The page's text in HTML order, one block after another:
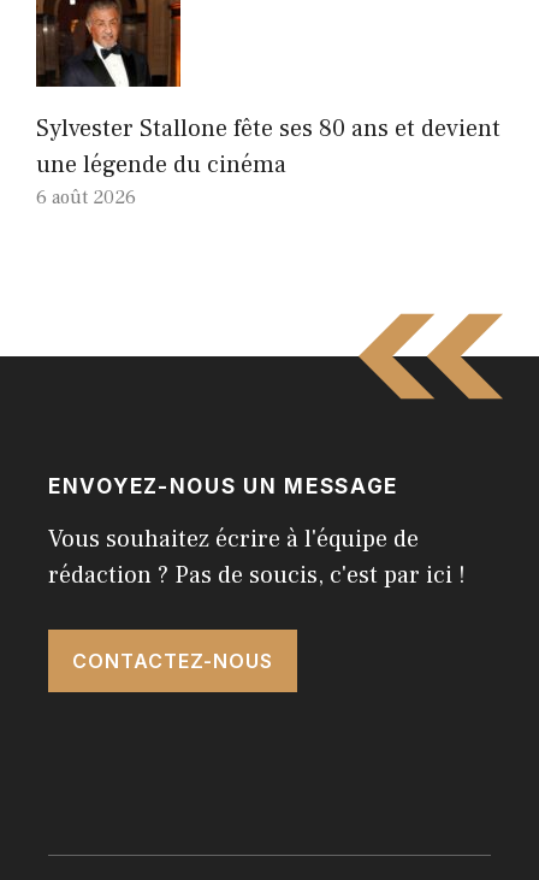
Sylvester Stallone fête ses 80 ans et devient
une légende du cinéma
6 août 2026
ENVOYEZ-NOUS UN MESSAGE
Vous souhaitez écrire à l'équipe de
rédaction ? Pas de soucis, c'est par ici !
CONTACTEZ-NOUS